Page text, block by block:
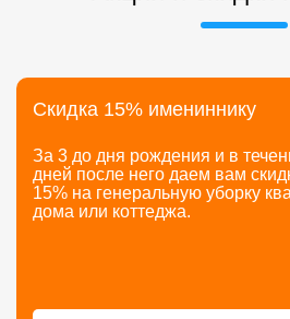
Скидка 15% имениннику
За 3 до дня рождения и в
дней после него даем вам
15% на генеральную уборку
дома или коттеджа.